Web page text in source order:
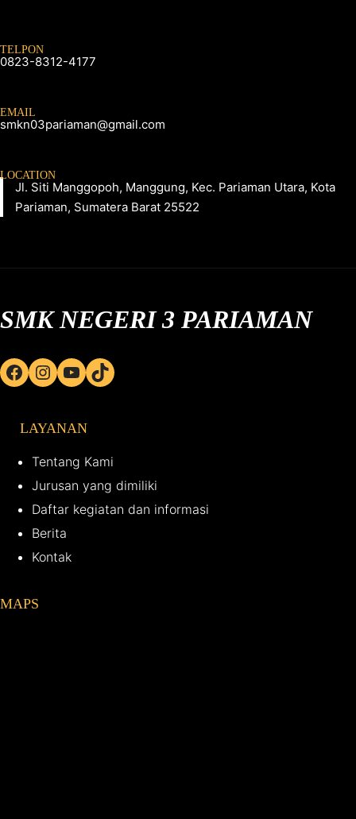
TELPON
0823-8312-4177
EMAIL
smkn03pariaman@gmail.com
LOCATION
Jl. Siti Manggopoh, Manggung, Kec. Pariaman Utara, Kota
Pariaman, Sumatera Barat 25522
SMK NEGERI 3 PARIAMAN
Facebook Instagram YouTube TikTok
LAYANAN
Tentang Kami
Jurusan yang dimiliki
Daftar kegiatan dan informasi
Berita
Kontak
MAPS